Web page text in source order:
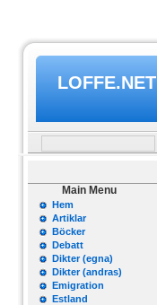
LOFFE.NET
Main Menu
Hem
Artiklar
Böcker
Debatt
Dikter (egna)
Dikter (andras)
Emigration
Estland